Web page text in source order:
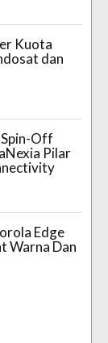
Kuota
dan
Off
Pilar
Edge
Warna Dan